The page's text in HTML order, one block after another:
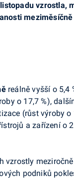
vzrostla,
reálně vyšší o 5,4
o 17,7 %),
(růst výroby
a zařízení o
vzrostly
podniků